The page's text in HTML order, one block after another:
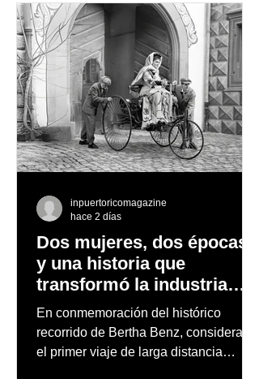
nevados en las montañas
Dos mujeres, dos épocas
y una historia que
transformó la industria
automotriz
En conmemoración del histórico
recorrido de Bertha Benz, considerado
el primer viaje de larga distancia
inpuertoricomagazine
hace 2 días